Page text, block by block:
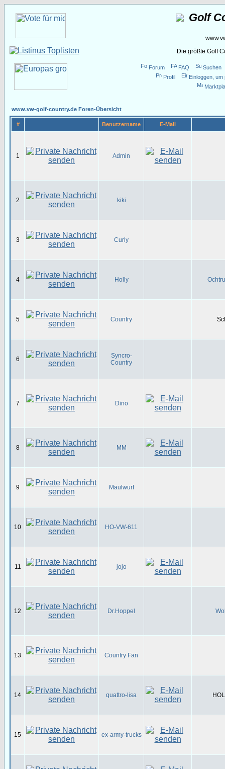
Golf
Die größte Golf
Forum FAQ
Suchen
Profil
Einloggen,
www.vw-golf-country.de Foren-Übersicht
# Benutzername E-Mail
1 Admin
2 kiki
3 Curly
4 Holly
5 Country
6
Syncro-
Country
7 Dino
8 MM
9 Maulwurf
10 HO-VW-611
11 jojo
12 Dr.Hoppel
13 Country Fan
14 quattro-lisa
15 ex-army-trucks